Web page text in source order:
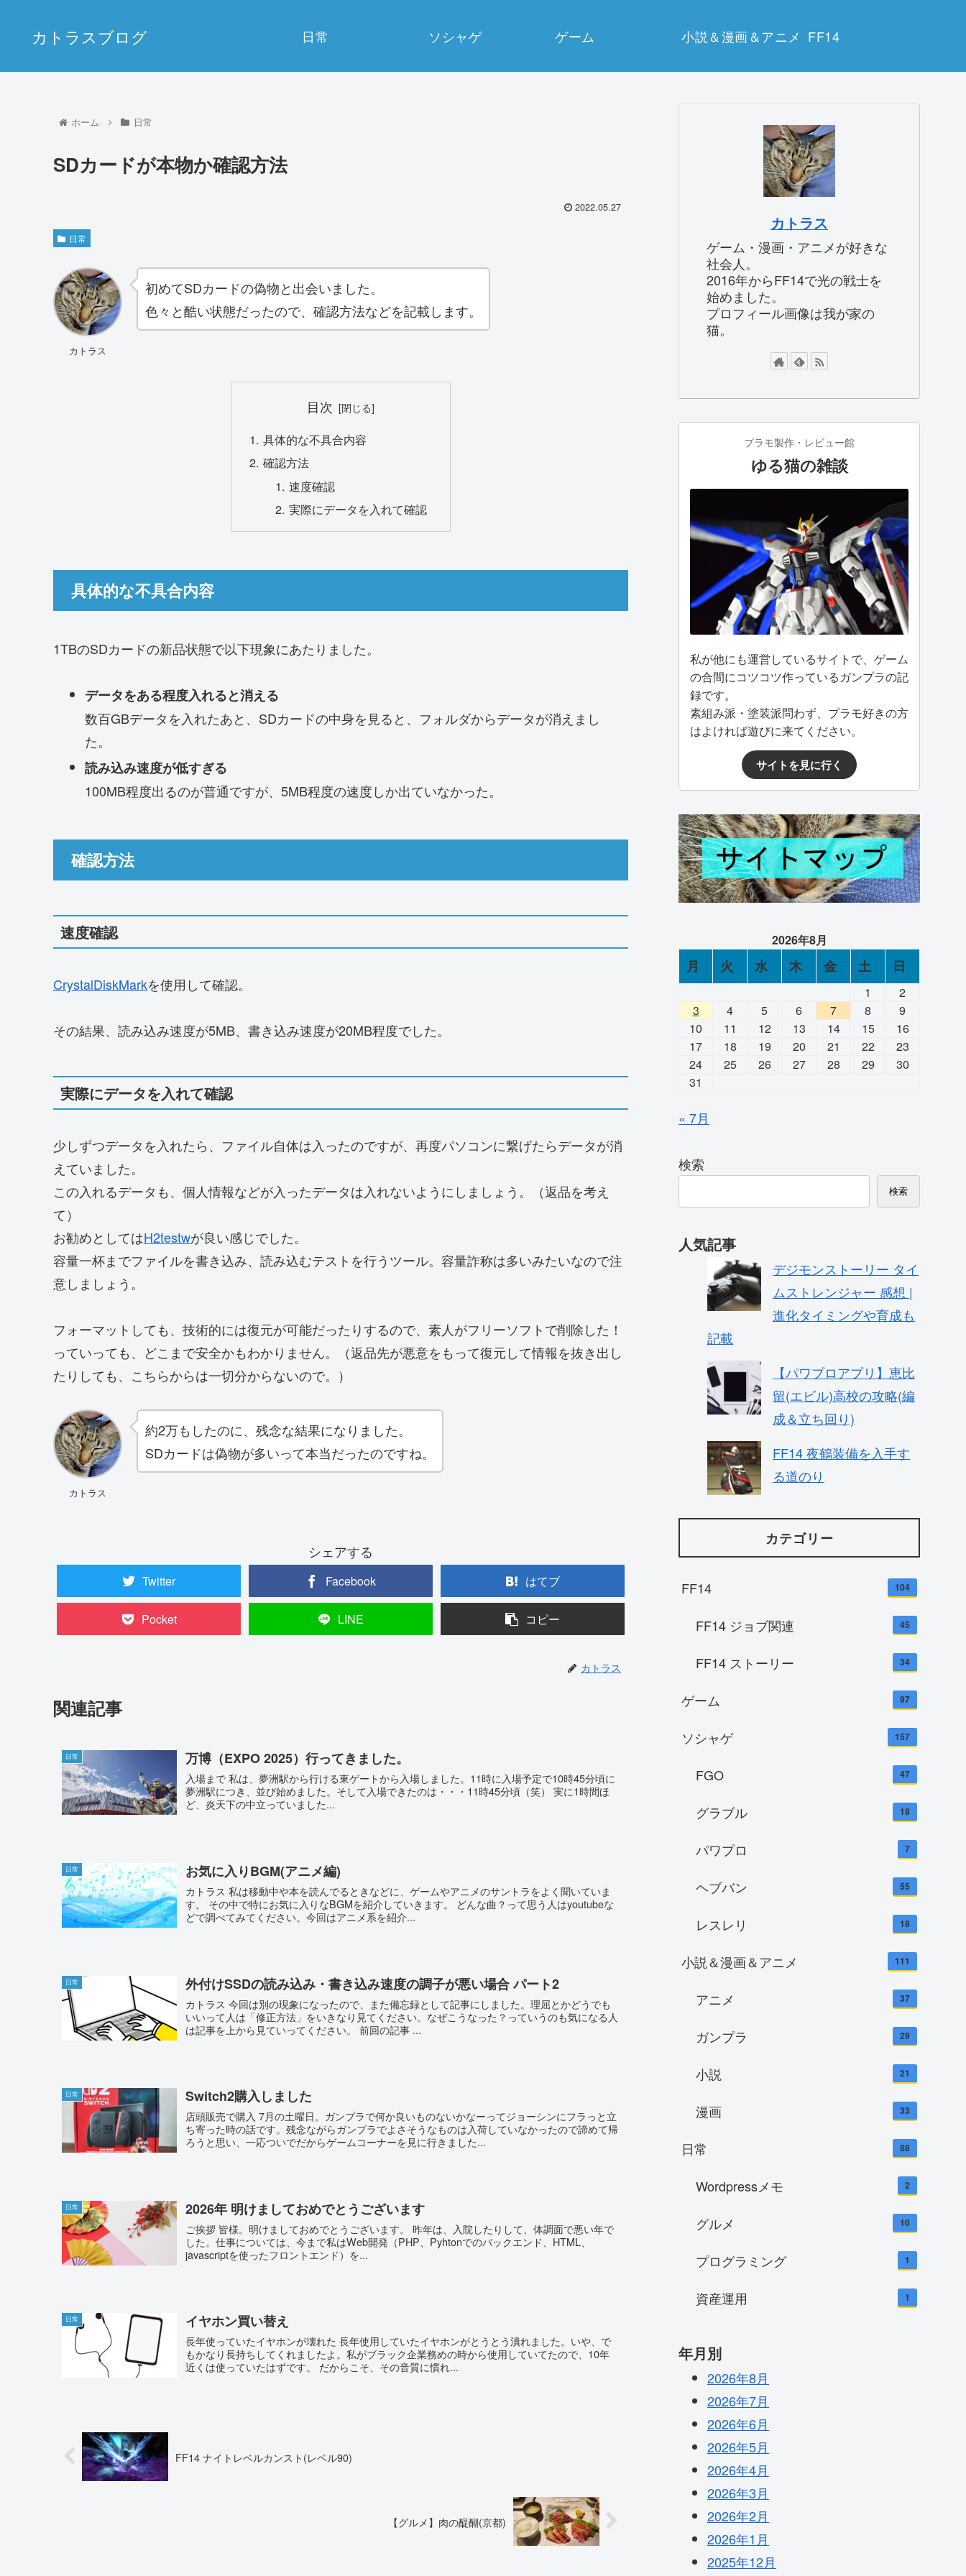
カトラスブログ 日常 ソシャゲ ゲーム 小説＆漫画＆アニメ FF14
ホーム 日常
SDカードが本物か確認方法
2022.05.27
日常
カトラス
初めてSDカードの偽物と出会いました。
色々と酷い状態だったので、確認方法などを記載します。
目次
具体的な不具合内容
確認方法
速度確認
実際にデータを入れて確認
具体的な不具合内容
1TBのSDカードの新品状態で以下現象にあたりました。
データをある程度入れると消える
数百GBデータを入れたあと、SDカードの中身を見ると、フォルダからデータが消えまし
た。
読み込み速度が低すぎる
100MB程度出るのが普通ですが、5MB程度の速度しか出ていなかった。
確認方法
速度確認
CrystalDiskMarkを使用して確認。
その結果、読み込み速度が5MB、書き込み速度が20MB程度でした。
実際にデータを入れて確認
少しずつデータを入れたら、ファイル自体は入ったのですが、再度パソコンに繋げたらデータが消
えていました。
この入れるデータも、個人情報などが入ったデータは入れないようにしましょう。（返品を考え
て）
お勧めとしてはH2testwが良い感じでした。
容量一杯までファイルを書き込み、読み込むテストを行うツール。容量詐称は多いみたいなので注
意しましょう。
フォーマットしても、技術的には復元が可能だったりするので、素人がフリーソフトで削除した！
っていっても、どこまで安全かもわかりません。（返品先が悪意をもって復元して情報を抜き出し
たりしても、こちらからは一切分からないので。）
カトラス
約2万もしたのに、残念な結果になりました。
SDカードは偽物が多いって本当だったのですね。
シェアする
Twitter Facebook はてブ
Pocket LINE コピー
カトラス
関連記事
日常 万博（EXPO 2025）行ってきました。
入場まで 私は、夢洲駅から行ける東ゲートから入場しました。11時に入場予定で10時45分頃に
夢洲駅につき、並び始めました。そして入場できたのは・・・11時45分頃（笑） 実に1時間ほ
ど、炎天下の中立っていました...
日常 お気に入りBGM(アニメ編)
カトラス 私は移動中や本を読んでるときなどに、ゲームやアニメのサントラをよく聞いていま
す。 その中で特にお気に入りなBGMを紹介していきます。 どんな曲？って思う人はyoutubeな
どで調べてみてください。今回はアニメ系を紹介...
日常 外付けSSDの読み込み・書き込み速度の調子が悪い場合 パート2
カトラス 今回は別の現象になったので、また備忘録として記事にしました。理屈とかどうでも
いいって人は「修正方法」をいきなり見てください。なぜこうなった？っていうのも気になる人
は記事を上から見ていってください。 前回の記事 ...
日常 Switch2購入しました
店頭販売で購入 7月の土曜日。ガンプラで何か良いものないかなーってジョーシンにフラっと立
ち寄った時の話です。残念ながらガンプラでよさそうなものは入荷していなかったので諦めて帰
ろうと思い、一応ついでだからゲームコーナーを見に行きました...
日常 2026年 明けましておめでとうございます
ご挨拶 皆様。明けましておめでとうございます。 昨年は、入院したりして、体調面で悪い年で
した。仕事については、今まで私はWeb開発（PHP、Pyhtonでのバックエンド、HTML、
javascriptを使ったフロントエンド）を...
日常 イヤホン買い替え
長年使っていたイヤホンが壊れた 長年使用していたイヤホンがとうとう潰れました。いや、で
もかなり長持ちしてくれましたよ。私がブラック企業務めの時から使用していてたので、10年
近くは使っていたはずです。 だからこそ、その音質に慣れ...
FF14 ナイトレベルカンスト(レベル90)
【グルメ】肉の醍醐(京都)
カトラス
ゲーム・漫画・アニメが好きな
社会人。
2016年からFF14で光の戦士を
始めました。
プロフィール画像は我が家の
猫。
プラモ製作・レビュー館
ゆる猫の雑談
私が他にも運営しているサイトで、ゲーム
の合間にコツコツ作っているガンプラの記
録です。
素組み派・塗装派問わず、プラモ好きの方
はよければ遊びに来てください。
サイトを見に行く
2026年8月
月 火 水 木 金 土 日
1
2
3
4 5 6 7 8
9
10
11 12 13 14 15
16
17
18 19 20 21 22
23
24
25 26 27 28 29
30
31
« 7月
検索
検索
人気記事
デジモンストーリー タイ
ムストレンジャー 感想 |
進化タイミングや育成も
記載
【パワプロアプリ】恵比
留(エビル)高校の攻略(編
成＆立ち回り)
FF14 夜鶴装備を入手す
る道のり
カテゴリー
FF14 104
FF14 ジョブ関連 45
FF14 ストーリー 34
ゲーム 97
ソシャゲ 157
FGO 47
グラブル 18
パワプロ 7
ヘブバン 55
レスレリ 18
小説＆漫画＆アニメ 111
アニメ 37
ガンプラ 29
小説 21
漫画 33
日常 88
Wordpressメモ 2
グルメ 10
プログラミング 1
資産運用 1
年月別
2026年8月
2026年7月
2026年6月
2026年5月
2026年4月
2026年3月
2026年2月
2026年1月
2025年12月